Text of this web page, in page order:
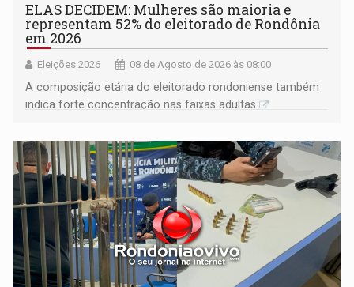
ELAS DECIDEM: Mulheres são maioria e
representam 52% do eleitorado de Rondônia
em 2026
Eleições 2026 08 de Agosto de 2026 às 08:00
A composição etária do eleitorado rondoniense também
indica forte concentração nas faixas adultas